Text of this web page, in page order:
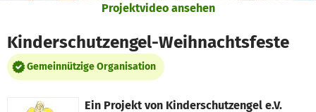
Projektvideo ansehen
Kinderschutzengel-Weihnachtsfeste
Gemeinnützige Organisation
Ein Projekt von Kinderschutzengel e.V.